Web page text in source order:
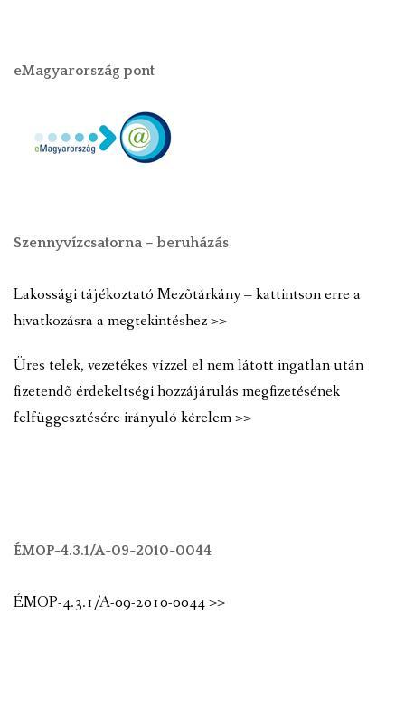
eMagyarország pont
Szennyvízcsatorna – beruházás
Lakossági tájékoztató Mezõtárkány – kattintson erre a
hivatkozásra a megtekintéshez >>
Üres telek, vezetékes vízzel el nem látott ingatlan után
fizetendõ érdekeltségi hozzájárulás megfizetésének
felfüggesztésére irányuló kérelem >>
ÉMOP-4.3.1/A-09-2010-0044
ÉMOP-4.3.1/A-09-2010-0044 >>